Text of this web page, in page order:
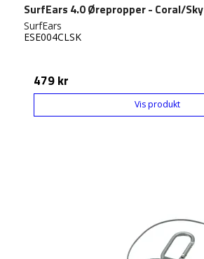
SurfEars 4.0 Ørepropper - Coral/Sky
SurfEars
ESE004CLSK
479 kr
Vis produkt